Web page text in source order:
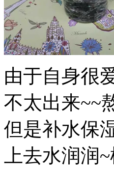
由于自身很
不太出来~~
但是补水保
上去水润润